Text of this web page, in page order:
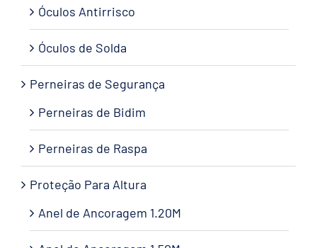
Óculos Antirrisco
Óculos de Solda
Perneiras de Segurança
Perneiras de Bidim
Perneiras de Raspa
Proteção Para Altura
Anel de Ancoragem 1.20M